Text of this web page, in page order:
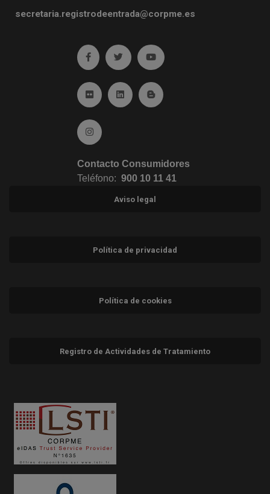
secretaria.registrodeentrada@corpme.es
Ir a facebook (abre en ventana nueva)
Ir a twitter (abre en ventana nueva)
Ir a YouTube (abre en
Ir a Flickr (abre en ventana nueva)
Ir a Linkedin (abre en ventana nueva)
Ir al Blog (abre en ventana
Ir a Instagram (abre en ventana nueva)
Contacto Consumidores
Teléfono: 900 10 11 41
Aviso legal
Política de privacidad
Política de cookies
Registro de Actividades de Tratamiento